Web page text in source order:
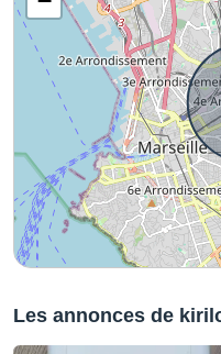
Les annonces de